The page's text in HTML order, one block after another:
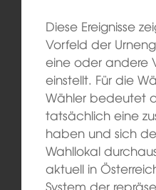
Diese Ereignisse
Vorfeld der
eine oder andere
einstellt. Für die
Wähler bedeutet
tatsächlich eine
haben und sich
Wahllokal
aktuell in
System der